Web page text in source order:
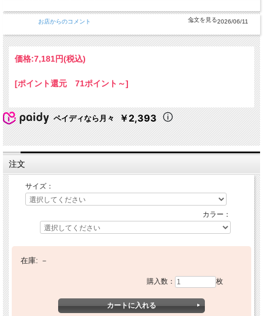
お店からのコメント 2026/06/11
価格:7,181円(税込)
[ポイント還元 71ポイント～]
ペイディなら月々 ￥2,393
注文
サイズ：
カラー：
在庫: －
購入数： 枚